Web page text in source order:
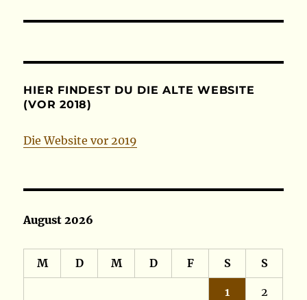
HIER FINDEST DU DIE ALTE WEBSITE
(VOR 2018)
Die Website vor 2019
August 2026
M D M D F S S
1 2